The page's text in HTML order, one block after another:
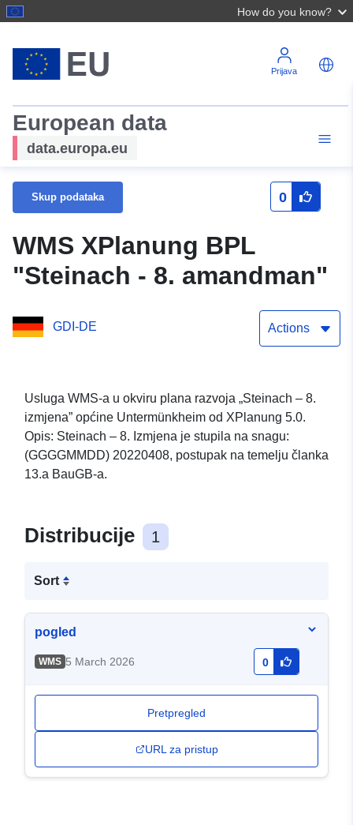
How do you know?
Prijava
European data
data.europa.eu
Skup podataka 0
WMS XPlanung BPL
"Steinach - 8. amandman"
GDI-DE Actions
Usluga WMS-a u okviru plana razvoja „Steinach – 8.
izmjena” općine Untermünkheim od XPlanung 5.0.
Opis: Steinach – 8. Izmjena je stupila na snagu:
(GGGGMMDD) 20220408, postupak na temelju članka
13.a BauGB-a.
Distribucije 1
Sort
pogled
WMS 5 March 2026 0
Pretpregled
URL za pristup